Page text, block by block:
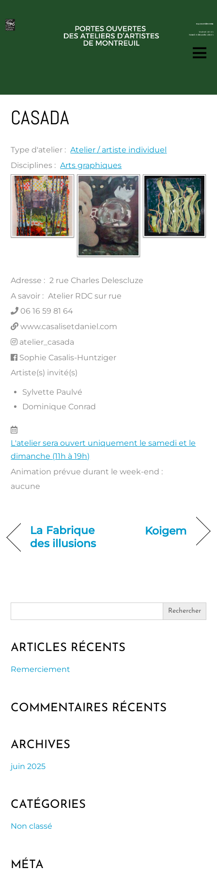
CASADA
Type d'atelier : Atelier / artiste individuel
Disciplines : Arts graphiques
Adresse : 2 rue Charles Delescluze
A savoir : Atelier RDC sur rue
06 16 59 81 64
www.casalisetdaniel.com
atelier_casada
Sophie Casalis-Huntziger
Artiste(s) invité(s)
Sylvette Paulvé
Dominique Conrad
L'atelier sera ouvert uniquement le samedi et le
dimanche (11h à 19h)
Animation prévue durant le week-end :
aucune
La Fabrique
des illusions
Koigem
Search
ARTICLES RÉCENTS
Remerciement
COMMENTAIRES RÉCENTS
ARCHIVES
juin 2025
CATÉGORIES
Non classé
MÉTA